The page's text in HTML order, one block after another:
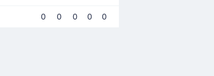
0 0 0 0 0